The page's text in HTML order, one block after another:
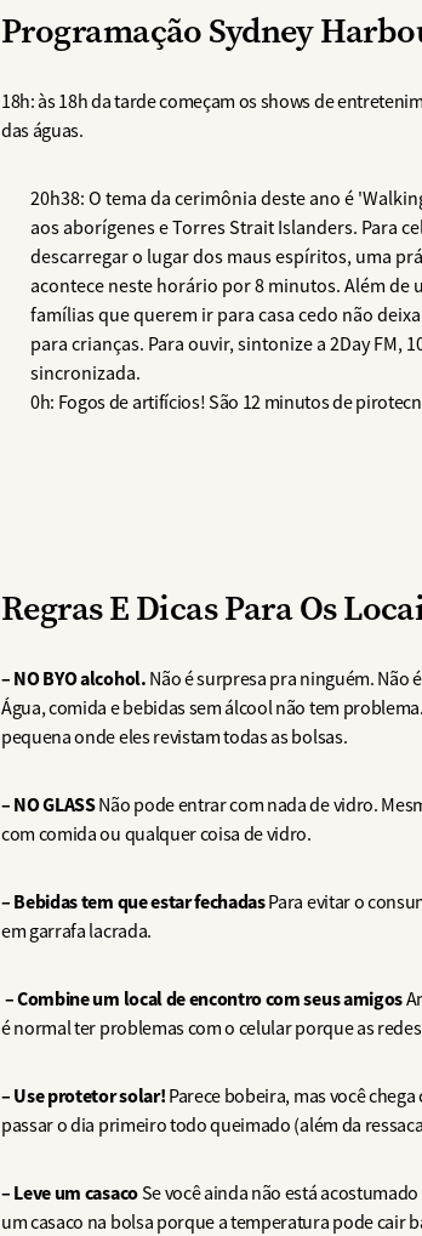
Programação Sydney
18h: às 18h da tarde começam os shows de
das águas.
20h38: O tema da cerimônia deste ano é
aos aborígenes e Torres Strait Islanders. Para
descarregar o lugar dos maus espíritos, uma
acontece neste horário por 8 minutos. Além de
famílias que querem ir para casa cedo não
para crianças. Para ouvir, sintonize a 2Day FM,
sincronizada.
0h: Fogos de artifícios! São 12 minutos de
Regras E Dicas Para Os
– NO BYO alcohol. Não é surpresa pra ninguém. Não
Água, comida e bebidas sem álcool não tem
pequena onde eles revistam todas as bolsas.
– NO GLASSNão pode entrar com nada de vidro.
com comida ou qualquer coisa de vidro.
– Bebidas tem que estar fechadasPara evitar o
em garrafa lacrada.
– Combine um local de encontro com seus amigos
é normal ter problemas com o celular porque as
– Use protetor solar! Parece bobeira, mas você
passar o dia primeiro todo queimado (além da
– Leve um casacoSe você ainda não está
um casaco na bolsa porque a temperatura pode cair